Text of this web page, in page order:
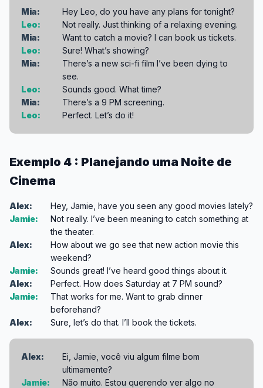
Mia:
Hey Leo, do you have any plans for tonight?
Leo:
Not really. Just thinking of a relaxing evening.
Mia:
Want to catch a movie? I can book us tickets.
Leo:
Sure! What’s showing?
Mia:
There’s a new sci-fi film I’ve been dying to
see.
Leo:
Sounds good. What time?
Mia:
There’s a 9 PM screening.
Leo:
Perfect. Let’s do it!
Exemplo 4 : Planejando uma Noite de
Cinema
Alex:
Hey, Jamie, have you seen any good movies lately?
Jamie:
Not really. I’ve been meaning to catch something at
the theater.
Alex:
How about we go see that new action movie this
weekend?
Jamie:
Sounds great! I’ve heard good things about it.
Alex:
Perfect. How does Saturday at 7 PM sound?
Jamie:
That works for me. Want to grab dinner
beforehand?
Alex:
Sure, let’s do that. I’ll book the tickets.
Alex:
Ei, Jamie, você viu algum filme bom
ultimamente?
Jamie:
Não muito. Estou querendo ver algo no